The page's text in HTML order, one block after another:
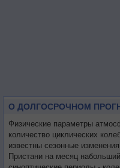
Физические параметры
количество циклических
известны сезонные
Пристани на месяц